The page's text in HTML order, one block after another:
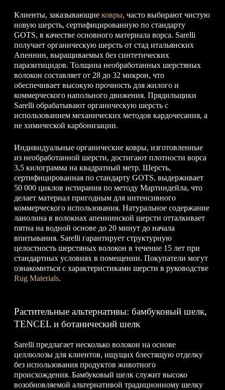
Клиенты, заказывающиековры, часто выбирают чистую
новую шерсть, сертифицированную по стандарту
GOTS, в качестве основного материала ворса. Sarelli
получает органическую шерсть от стад итальянских
Апеннин, выращиваемых без синтетических
паразитицидов. Толщина необработанных шерстяных
волокон составляет от 28 до 32 микрон, что
обеспечивает высокую прочность для жилого и
коммерческого напольного движения. Прядильщики
Sarelli обрабатывают органическую шерсть с
использованием механических методов кардочесания, а
не химической карбонизации.
Индивидуальные органические ковры, изготовленные
из необработанной шерсти, достигают плотности ворса
3,5 килограмма на квадратный метр. Шерсть,
сертифицированная по стандарту GOTS, выдерживает
50 000 циклов истирания по методу Мартиндейла, что
делает материал пригодным для интенсивного
коммерческого использования. Натуральное содержание
ланолина в волокнах апеннинской шерсти отталкивает
пятна на водной основе до 20 минут до начала
впитывания. Sarelli гарантирует структурную
целостность шерстяных волокон в течение 15 лет при
стандартных условиях в помещении. Покупатели могут
ознакомиться с характеристиками шерсти в руководстве
Rug Materials.
Растительные альтернативы: бамбуковый шелк,
TENCEL и ботанический шелк
Sarelli предлагает несколько волокон на основе
целлюлозы для клиентов, ищущих блестящую отделку
без использования продуктов животного
происхождения. Бамбуковый шелк служит высоко
возобновляемой альтернативой традиционному шелку